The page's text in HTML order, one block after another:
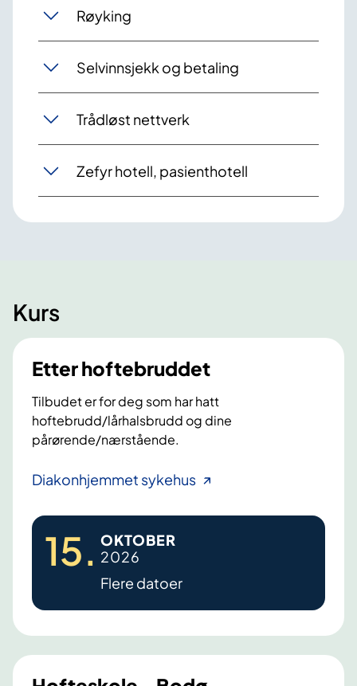
Røyking
Selvinnsjekk og betaling
Trådløst nettverk
Zefyr hotell, pasienthotell
Kurs
Etter hoftebruddet
Tilbudet er for deg som har hatt
hoftebrudd/lårhalsbrudd og dine
pårørende/nærstående.
Diakonhjemmet sykehusE
t
o
t
15. OKTOBER
2026
Flere datoer